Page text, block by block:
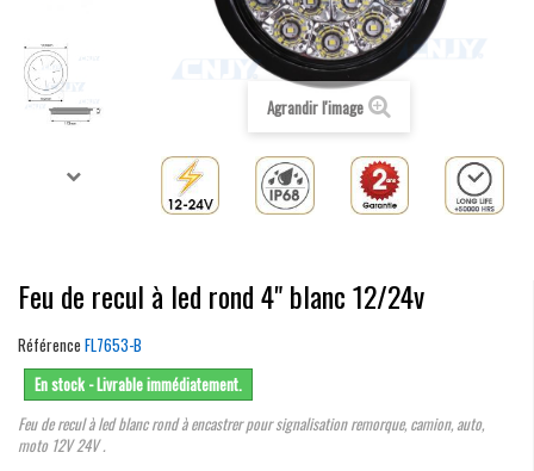
Agrandir l'image
Feu de recul à led rond 4" blanc 12/24v
Référence FL7653-B
En stock - Livrable immédiatement.
Feu de recul à led blanc rond à encastrer pour signalisation remorque, camion, auto,
moto 12V 24V .